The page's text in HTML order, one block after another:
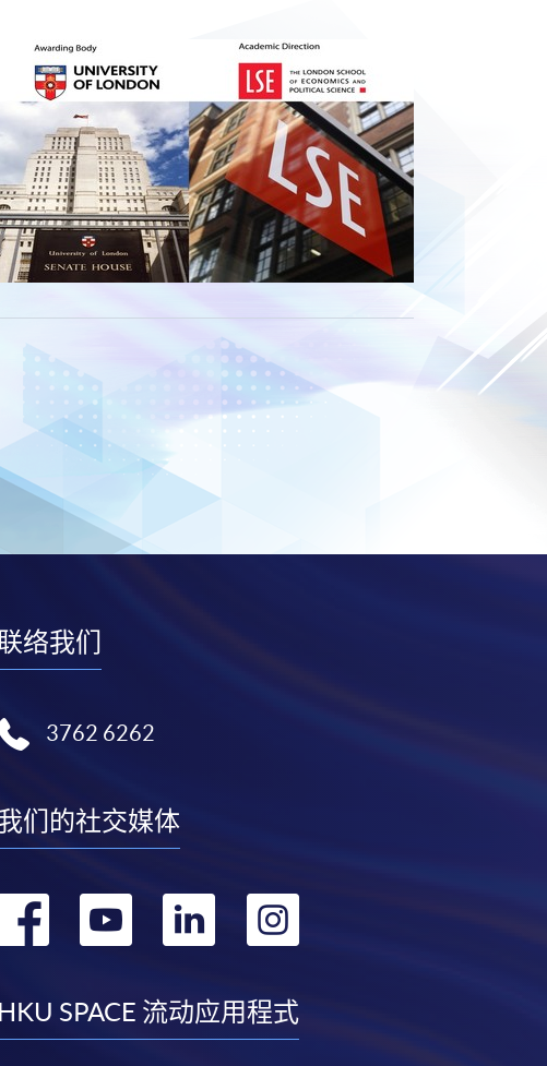
络我们
3762 6262
们的社交媒体
转
facebook
转
youtube
转
linkedin
转
instagram
HKU SPACE 流动应用程式